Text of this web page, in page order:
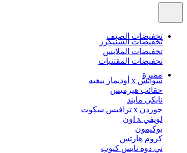
تخفيضات الصيف
تخفيضات السنيكرز
تخفيضات الملابس
تخفيضات المقتنيات
مميزة
سواتش x أوديمار بيغيه
حقائب هيرميس
نايكي مايند
جوردن x ترافيس سكوت
لويفي x اون
بوكيمون
كروم هارتس
ني دوه نايس كيوب